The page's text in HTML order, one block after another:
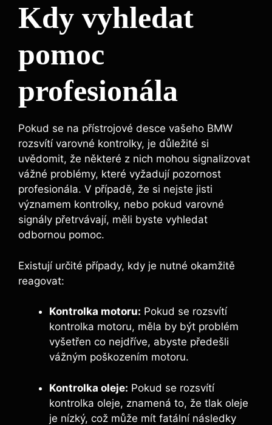
Kdy vyhledat
pomoc
profesionála
Pokud se na přístrojové desce vašeho BMW
rozsvítí varovné kontrolky, je důležité si
uvědomit, že některé z nich mohou signalizovat
vážné problémy, které vyžadují pozornost
profesionála. V případě, že si nejste jisti
významem kontrolky, nebo pokud varovné
signály přetrvávají, měli byste vyhledat
odbornou pomoc.
Existují určité případy, kdy je nutné okamžitě
reagovat:
Kontrolka motoru: Pokud se rozsvítí
kontrolka motoru, měla by být problém
vyšetřen co nejdříve, abyste předešli
vážným poškozením motoru.
Kontrolka oleje: Pokud se rozsvítí
kontrolka oleje, znamená to, že tlak oleje
je nízký, což může mít fatální následky